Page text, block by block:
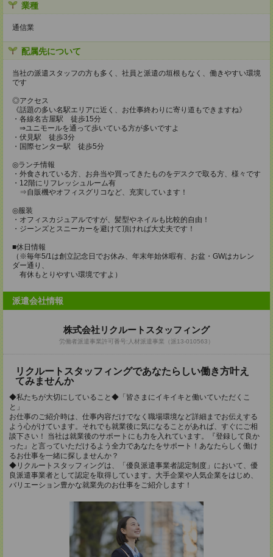
業種
通信業
配属先について
当社の派遣スタッフの方も多く、社員と派遣の垣根もなく、働きやすい環境
です
◎アクセス
《話題の多い名駅エリアに近く、お仕事終わりに寄り道もできますね》
・各線名古屋駅 徒歩15分
⇒ユニモールを通って歩いている方が多いですよ
・伏見駅 徒歩3分
・国際センター駅 徒歩5分
◎ランチ情報
・外食されている方、お弁当や買ってきたものをデスクで取る方、様々です
・12階にリフレッシュルーム有
⇒自販機やオフィスグリコなど、充実しています！
◎服装
・オフィスカジュアルですが、髪型やネイルも比較的自由！
・ジーンズとスニーカーを避けて頂ければ大丈夫です！
■休日情報
（※毎年5/1は創立記念日でお休み、年末年始休暇有、お盆・GWはカレン
ダー通り、
有休もとりやすい環境ですよ）
派遣会社情報
株式会社リクルートスタッフィング
労働者派遣事業許可番号:人材派遣事業（派13-010563）
リクルートスタッフィングであなたらしい働き方叶え
てみませんか
◆私たちが大切にしていること◆「皆さまにイキイキと働いていただくこ
と」
お仕事のご紹介時は、仕事内容だけでなく職場環境など詳細までお伝えする
よう心がけています。それでも就業後に気になることがあれば、すぐにご相
談下さい！ 当社は就業後のサポートにも力を入れています。『登録して良か
った』と言っていただけるよう全力であなたをサポート！あなたらしく働け
るお仕事を一緒に探しませんか？
◆リクルートスタッフィングは、「優良派遣事業者認定制度」において、優
良派遣事業者として認定を取得しています。大手企業や人気企業をはじめ、
バリエーション豊かな就業先のお仕事をご紹介します！